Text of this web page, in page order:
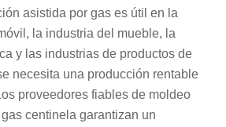
asistida por gas es útil en la
la industria del mueble, la
y las industrias de productos de
necesita una producción rentable
proveedores fiables de moldeo
centinela garantizan un